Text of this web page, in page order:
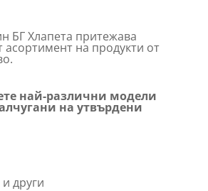
БГ Хлапета притежава
асортимент на продукти от
най-различни модели
на утвърдени
други